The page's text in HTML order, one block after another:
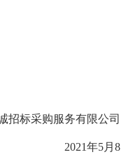
招标采购服务有限公司
2021年5月8